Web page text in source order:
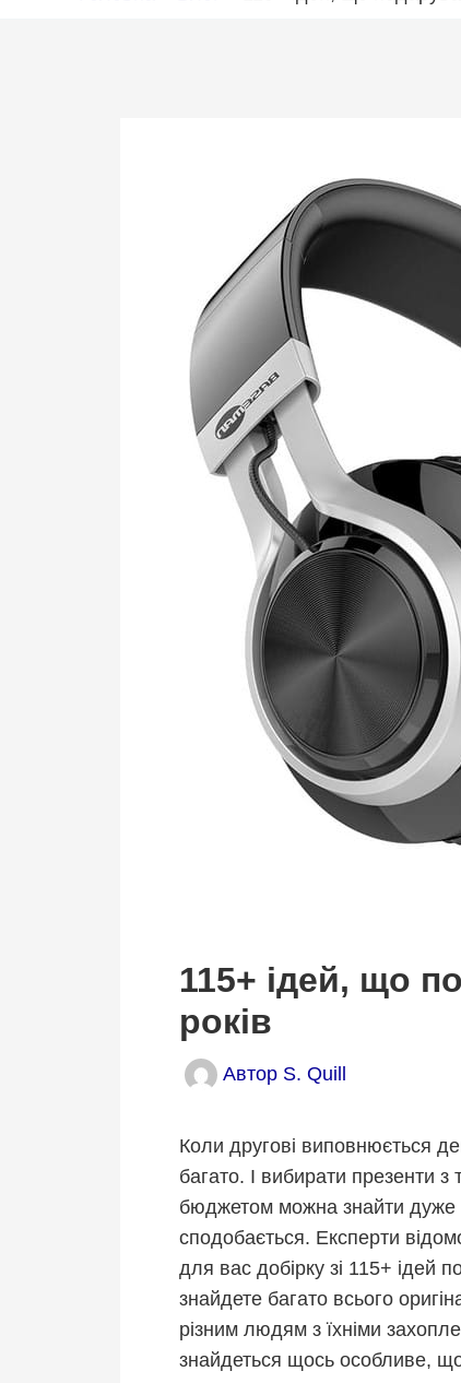
115+ ідей, що
років
Автор S. Quill
Коли другові виповнюється
багато. І вибирати презенти з
бюджетом можна знайти дуже
сподобається. Експерти
для вас добірку зі 115+ ідей
знайдете багато всього
різним людям з їхніми
знайдеться щось особливе,